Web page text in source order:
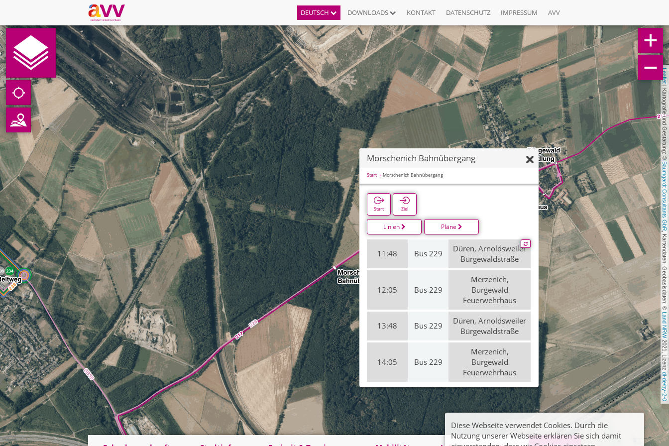
DEUTSCH DOWNLOADS KONTAKT DATENSCHUTZ IMPRESSUM AVV
Leaflet
| Kartografie und Gestaltung: ©
Baumgardt Consultants GbR
, Kartendaten, Geobasisdaten: ©
Land NRW
2021, Lizenz
dl-de/by-2-0
Morschenich Bahnübergang
Start Morschenich Bahnübergang
Start Ziel
Linien Pläne
11:48 Bus 229
Düren, Arnoldsweiler
Bürgewaldstraße
12:05 Bus 229
Merzenich,
Bürgewald
Feuerwehrhaus
13:48 Bus 229
Düren, Arnoldsweiler
Bürgewaldstraße
14:05 Bus 229
Merzenich,
Bürgewald
Feuerwehrhaus
Diese Webseite verwendet Cookies. Durch die
Nutzung unserer Webseite erklären Sie sich damit